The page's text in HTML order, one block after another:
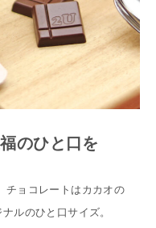
のひと口を
コレートはカカオの
ルのひと口サイズ。